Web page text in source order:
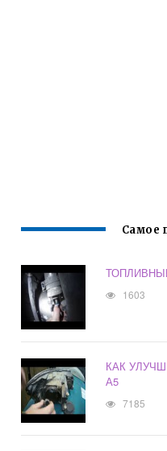
Самое
1603
КАК
А5
7185